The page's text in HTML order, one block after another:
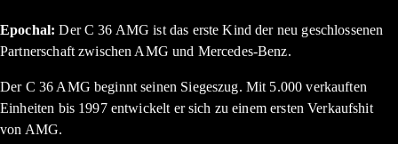
Epochal: Der C 36 AMG ist das erste Kind der neu geschlossenen
Partnerschaft zwischen AMG und Mercedes-Benz.
Der C 36 AMG beginnt seinen Siegeszug. Mit 5.000 verkauften
Einheiten bis 1997 entwickelt er sich zu einem ersten Verkaufshit
von AMG.